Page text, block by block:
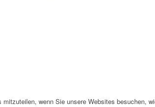
wenn Sie unsere Websites besuchen,